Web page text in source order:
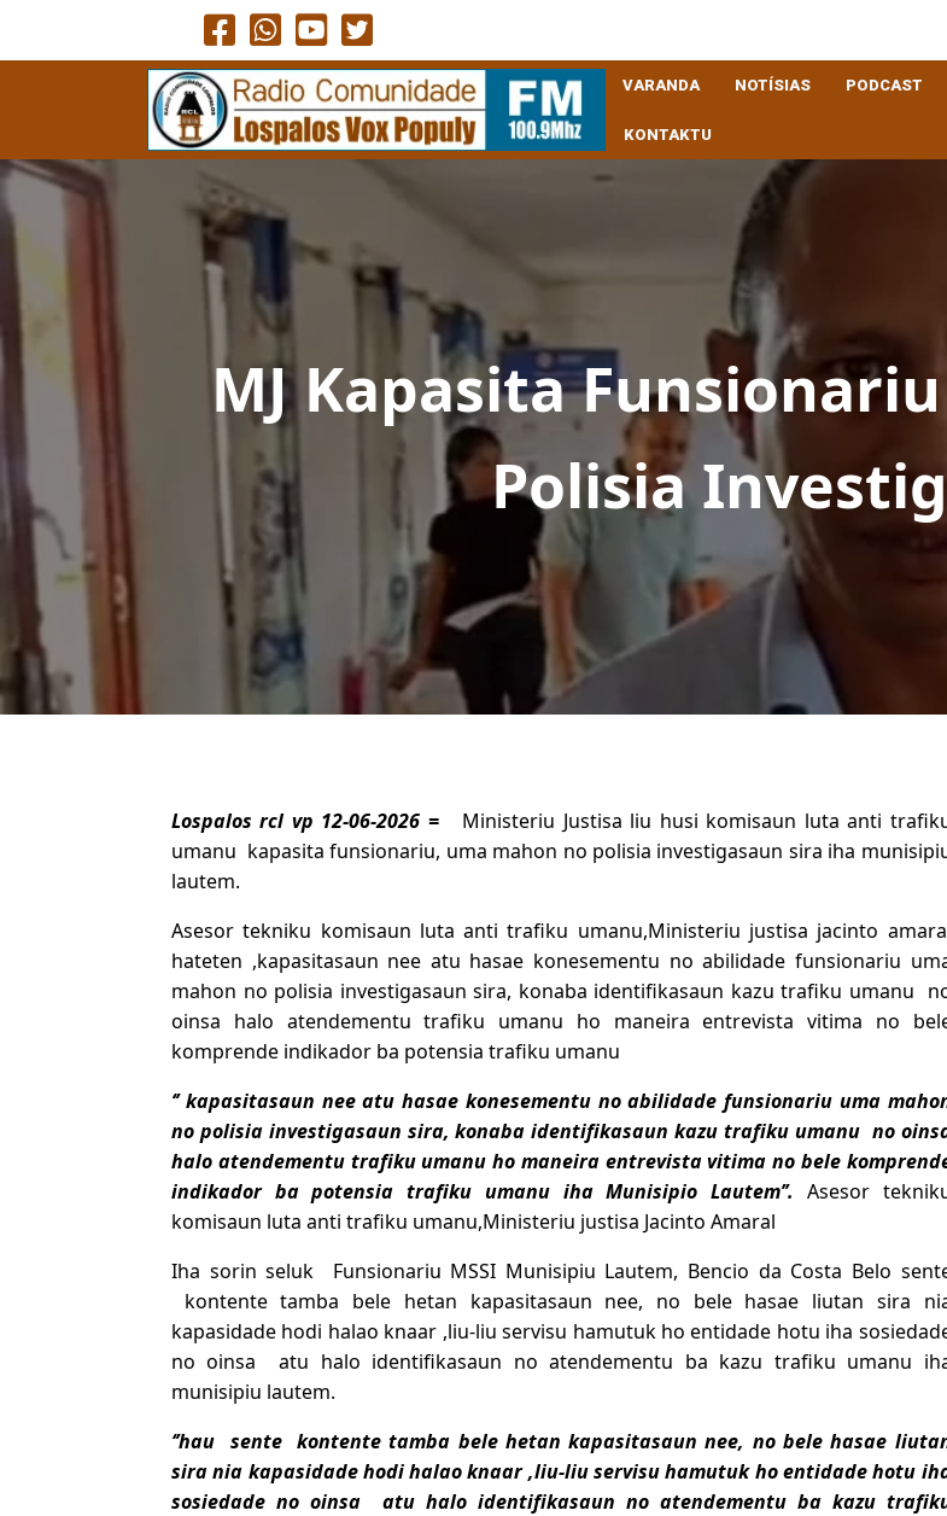
VARANDA NOTÍSIAS PODCAST
KONTAKTU
MJ Kapasita
Polisia
Lospalos rcl vp 12-06-2026 = Ministeriu Justisa liu husi komisaun luta anti
umanu kapasita funsionariu, uma mahon no polisia investigasaun sira iha
lautem.
Asesor tekniku komisaun luta anti trafiku umanu,Ministeriu justisa jacinto
hateten ,kapasitasaun nee atu hasae konesementu no abilidade funsionariu
mahon no polisia investigasaun sira, konaba identifikasaun kazu trafiku umanu
oinsa halo atendementu trafiku umanu ho maneira entrevista vitima no
komprende indikador ba potensia trafiku umanu
‘’ kapasitasaun nee atu hasae konesementu no abilidade funsionariu uma
no polisia investigasaun sira, konaba identifikasaun kazu trafiku umanu no
halo atendementu trafiku umanu ho maneira entrevista vitima no bele
indikador ba potensia trafiku umanu iha Munisipio Lautem’’. Asesor
komisaun luta anti trafiku umanu,Ministeriu justisa Jacinto Amaral
Iha sorin seluk Funsionariu MSSI Munisipiu Lautem, Bencio da Costa Belo
kontente tamba bele hetan kapasitasaun nee, no bele hasae liutan sira
kapasidade hodi halao knaar ,liu-liu servisu hamutuk ho entidade hotu iha
no oinsa atu halo identifikasaun no atendementu ba kazu trafiku umanu
munisipiu lautem.
‘’hau sente kontente tamba bele hetan kapasitasaun nee, no bele hasae
sira nia kapasidade hodi halao knaar ,liu-liu servisu hamutuk ho entidade hotu
sosiedade no oinsa atu halo identifikasaun no atendementu ba kazu